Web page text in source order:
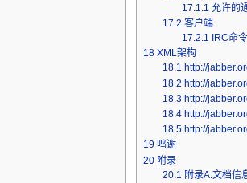
17.1.1 允许的
17.2 客户端
17.2.1
IRC命
18 XML架构
18.1 http://
18.2 http://
18.3 http://
18.4 http://
18.5 http://
19 鸣谢
20 附录
20.1 附录A:文档信